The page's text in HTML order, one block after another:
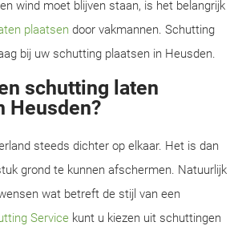
wind moet blijven staan, is het belangrijk
plaatsen door vakmannen. Schutting
bij uw schutting plaatsen in Heusden.
schutting laten
Heusden?
steeds dichter op elkaar. Het is dan
grond te kunnen afschermen. Natuurlijk
wat betreft de stijl van een
Service kunt u kiezen uit schuttingen